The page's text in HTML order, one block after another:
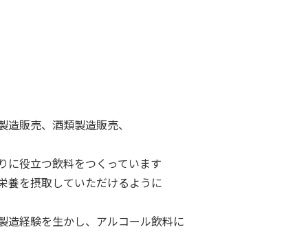
販売、酒類製造販売、
役立つ飲料をつくっています
を摂取していただけるように
経験を生かし、アルコール飲料に